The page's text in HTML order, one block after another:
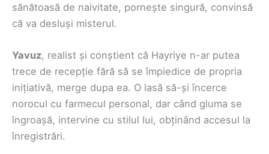
sănătoasă de naivitate, pornește singură, convinsă
că va desluși misterul.
Yavuz, realist și conștient că Hayriye n-ar putea
trece de recepție fără să se împiedice de propria
inițiativă, merge dupa ea. O lasă să-și încerce
norocul cu farmecul personal, dar când gluma se
îngroașă, intervine cu stilul lui, obținând accesul la
înregistrări.